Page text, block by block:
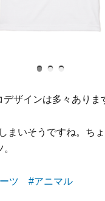
デザインは多々ありま
まいそうですね。ち
ツ #アニマル